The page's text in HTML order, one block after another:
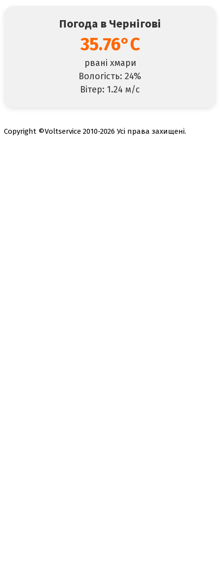
Погода в Чернігові
35.76°C
рвані хмари
Вологість: 24%
Вітер: 1.24 м/с
Copyright ©Voltservice 2010-2026 Усі права захищені.